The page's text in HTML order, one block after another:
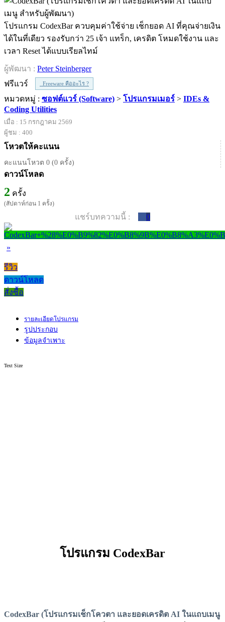
โปรแกรม CodexBar ควบคุมค่าใช้จ่าย เช็กยอด AI ที่คุณจ่ายเงิน
ได้ในที่เดียว รองรับกว่า 25 เจ้า แทร็ก, เครดิต โหมดใช้งาน และ
เวลา Reset ได้แบบเรียลไทม์
ผู้พัฒนา : Peter Steinberger
ฟรีแวร์
Freeware คืออะไร ?
หมวดหมู่ : ซอฟต์แวร์ (Software) > โปรแกรมเมอร์ > IDEs &
Coding Utilities
เมื่อ : 15 กรกฎาคม 2569
ผู้ชม : 400
โหวตให้คะแนน
คะแนนโหวต 0 (0 ครั้ง)
ดาวน์โหลด
2 ครั้ง
(สัปดาห์ก่อน 1 ครั้ง)
แชร์บทความนี้ : 0
»
รีวิว
ดาวน์โหลด
สั่งซื้อ
รายละเอียดโปรแกรม
รูปประกอบ
ข้อมูลจำเพาะ
Text Size
โปรแกรม CodexBar
CodexBar (โปรแกรมเช็กโควตา และยอดเครดิต AI ในแถบเมนู